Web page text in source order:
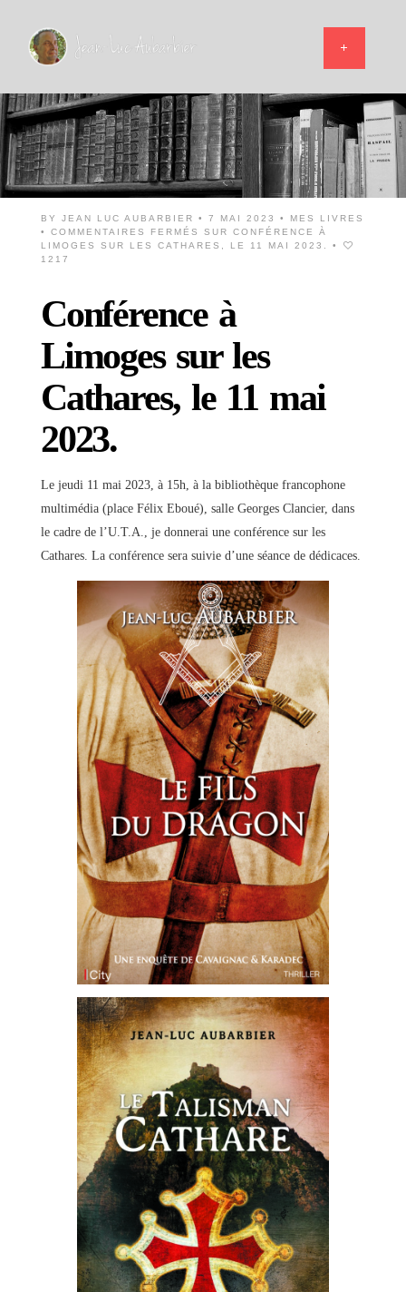
BY JEAN LUC AUBARBIER • 7 MAI 2023 •
MES LIVRES
• COMMENTAIRES FERMÉS
SUR CONFÉRENCE À
LIMOGES SUR LES CATHARES, LE 11 MAI 2023.
•
1217
Conférence à
Limoges sur les
Cathares, le 11 mai
2023.
Le jeudi 11 mai 2023, à 15h, à la bibliothèque francophone
multimédia (place Félix Eboué), salle Georges Clancier, dans
le cadre de l’U.T.A., je donnerai une conférence sur les
Cathares. La conférence sera suivie d’une séance de dédicaces.